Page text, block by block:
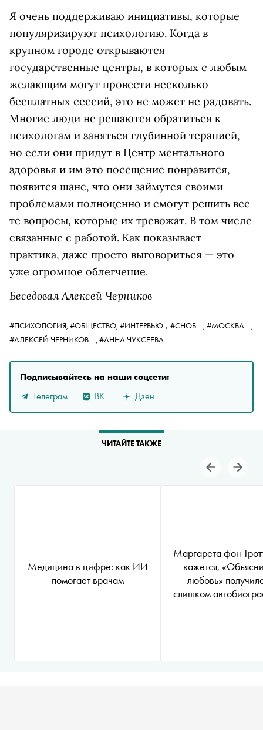
Я очень поддерживаю инициативы, которые
популяризируют психологию. Когда в
крупном городе открываются
государственные центры, в которых с любым
желающим могут провести несколько
бесплатных сессий, это не может не радовать.
Многие люди не решаются обратиться к
психологам и заняться глубинной терапией,
но если они придут в Центр ментального
здоровья и им это посещение понравится,
появится шанс, что они займутся своими
проблемами полноценно и смогут решить все
те вопросы, которые их тревожат. В том числе
связанные с работой. Как показывает
практика, даже просто выговориться — это
уже огромное облегчение.
Беседовал Алексей Черников
#ПСИХОЛОГИЯ, #ОБЩЕСТВО, #ИНТЕРВЬЮ , #СНОБ , #МОСКВА
,
#АЛЕКСЕЙ ЧЕРНИКОВ
, #АННА ЧУКСЕЕВА
Подписывайтесь на наши соцсети:
Телеграм
ВК Дзен
ЧИТАЙТЕ ТАКЖЕ
Медицина в цифре: как ИИ
помогает врачам
Маргарета фон
кажется,
любовь»
слишком